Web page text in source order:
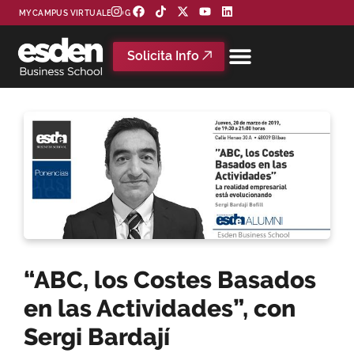
MYCAMPUS VIRTUAL BLOG
Solicita Info
“ABC, los Costes Basados
en las Actividades”, con
Sergi Bardají